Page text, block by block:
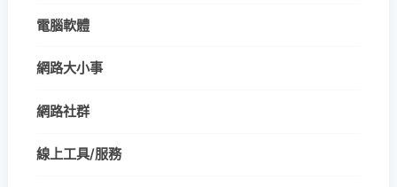
電腦軟體
網路大小事
網路社群
線上工具/服務